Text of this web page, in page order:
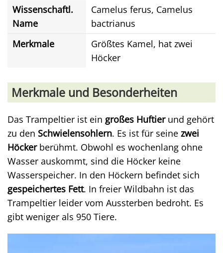
Wissenschaftl.
Name
Camelus ferus, Camelus
bactrianus
Merkmale
Größtes Kamel, hat zwei
Höcker
Merkmale und Besonderheiten
Das Trampeltier ist ein großes Huftierund gehört
zu den Schwielensohlern. Es ist für seine zwei
Höckerberühmt. Obwohl es wochenlang ohne
Wasser auskommt, sind die Höcker keine
Wasserspeicher. In den Höckern befindet sich
gespeichertes Fett. In freier Wildbahn ist das
Trampeltier leider vom Aussterben bedroht. Es
gibt weniger als 950 Tiere.